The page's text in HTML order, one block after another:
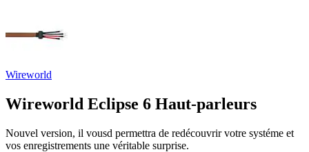
Wireworld
Wireworld Eclipse 6 Haut-parleurs
Nouvel version, il vousd permettra de redécouvrir votre systéme et
vos enregistrements une véritable surprise.